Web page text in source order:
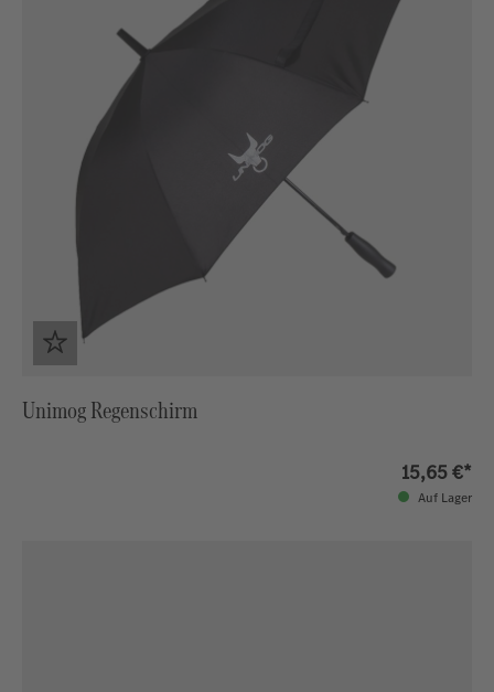
Unimog Regenschirm
15,65 €*
Auf Lager